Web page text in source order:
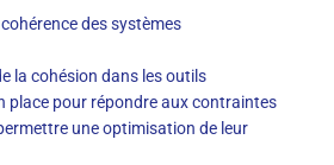
des systèmes
la cohésion dans les outils
place pour répondre aux contraintes
une optimisation de leur